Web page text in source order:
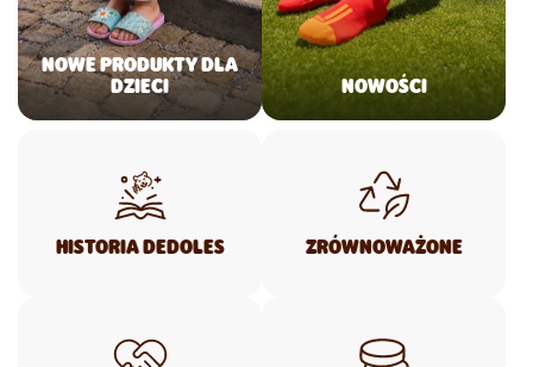
NOWE PRODUKTY DLA
DZIECI
NOWOŚCI
HISTORIA DEDOLES ZRÓWNOWAŻONE